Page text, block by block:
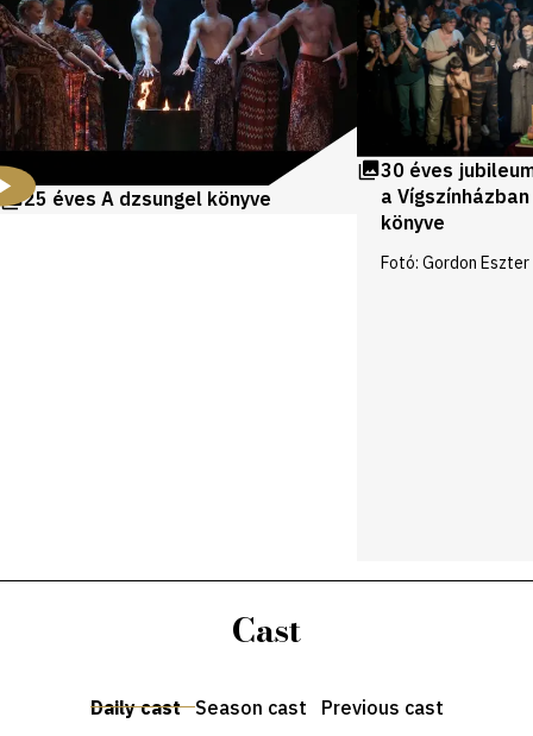
25 éves A dzsungel könyve
30 éves
a
könyve
Fotó: Gordon Eszter
Cast
Daily cast Season cast Previous cast